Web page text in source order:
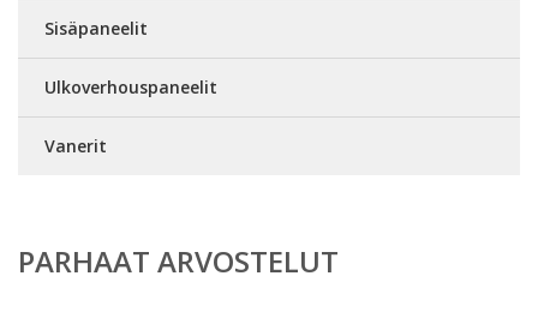
Sisäpaneelit
Ulkoverhouspaneelit
Vanerit
PARHAAT ARVOSTELUT